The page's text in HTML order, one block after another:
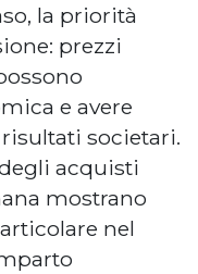
la priorità
prezzi
e avere
societari.
acquisti
mostrano
nel